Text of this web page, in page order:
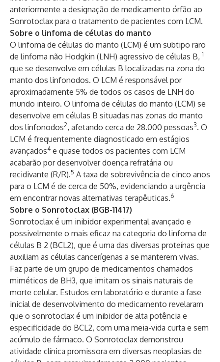
anteriormente a designação de medicamento órfão ao
Sonrotoclax para o tratamento de pacientes com LCM.
Sobre o linfoma de células do manto
O linfoma de células do manto (LCM) é um subtipo raro
de linfoma não Hodgkin (LNH) agressivo de células B, 1
que se desenvolve em células B localizadas na zona do
manto dos linfonodos. O LCM é responsável por
aproximadamente 5% de todos os casos de LNH do
mundo inteiro. O linfoma de células do manto (LCM) se
desenvolve em células B situadas nas zonas do manto
dos linfonodos2, afetando cerca de 28.000 pessoas3. O
LCM é frequentemente diagnosticado em estágios
avançados4 e quase todos os pacientes com LCM
acabarão por desenvolver doença refratária ou
recidivante (R/R).5 A taxa de sobrevivência de cinco anos
para o LCM é de cerca de 50%, evidenciando a urgência
em encontrar novas alternativas terapêuticas.6
Sobre o Sonrotoclax (BGB-11417)
Sonrotoclax é um inibidor experimental avançado e
possivelmente o mais eficaz na categoria do linfoma de
células B 2 (BCL2), que é uma das diversas proteínas que
auxiliam as células cancerígenas a se manterem vivas.
Faz parte de um grupo de medicamentos chamados
miméticos de BH3, que imitam os sinais naturais de
morte celular. Estudos em laboratório e durante a fase
inicial de desenvolvimento do medicamento revelaram
que o sonrotoclax é um inibidor de alta potência e
especificidade do BCL2, com uma meia-vida curta e sem
acúmulo de fármaco. O Sonrotoclax demonstrou
atividade clínica promissora em diversas neoplasias de